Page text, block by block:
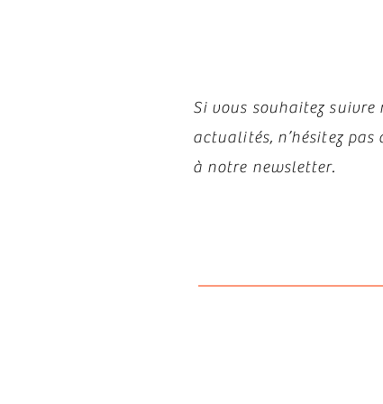
Si vous souhaitez suivre
actualités, n’hésitez pas
à notre newsletter.